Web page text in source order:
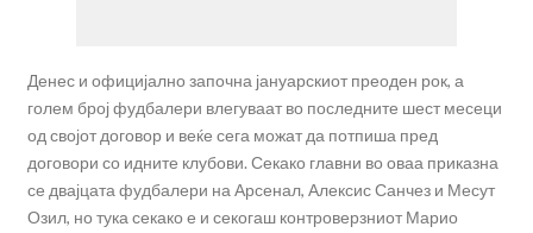
Денес и официјално започна јануарскиот преоден рок, а
голем број фудбалери влегуваат во последните шест месеци
од својот договор и веќе сега можат да потпиша пред
договори со идните клубови. Секако главни во оваа приказна
се двајцата фудбалери на Арсенал, Алексис Санчез и Месут
Озил, но тука секако е и секогаш контроверзниот Марио